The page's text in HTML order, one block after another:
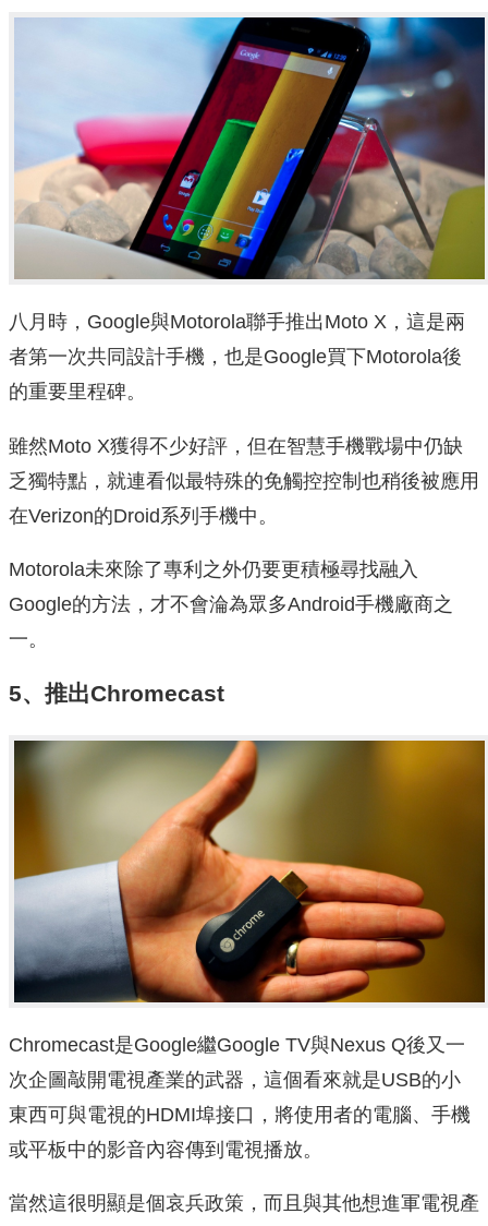
八月時，Google與Motorola聯手推出Moto X，這是兩
者第一次共同設計手機，也是Google買下Motorola後
的重要里程碑。
雖然Moto X獲得不少好評，但在智慧手機戰場中仍缺
乏獨特點，就連看似最特殊的免觸控控制也稍後被應用
在Verizon的Droid系列手機中。
Motorola未來除了專利之外仍要更積極尋找融入
Google的方法，才不會淪為眾多Android手機廠商之
一。
5、推出Chromecast
Chromecast是Google繼Google TV與Nexus Q後又一
次企圖敲開電視產業的武器，這個看來就是USB的小
東西可與電視的HDMI埠接口，將使用者的電腦、手機
或平板中的影音內容傳到電視播放。
當然這很明顯是個哀兵政策，而且與其他想進軍電視產